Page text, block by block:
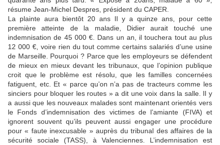
résume Jean-Michel Despres, président du CAPER.
La plainte aura bientôt 20 ans Il y a quinze ans, pour cette
première atteinte de la maladie, Didier aurait touché une
indemnisation de 45 000 €. Dans un an, il touchera tout au plus
12 000 €, voire rien du tout comme certains salariés d’une usine
de Marseille. Pourquoi ? Parce que les employeurs se défendent
de mieux en mieux devant les tribunaux, que l’opinion publique
croit que le problème est résolu, que les familles concernées
fatiguent, etc. Et « parce qu’on n’a pas de tracteurs comme les
sinciers pour bloquer les routes » a dit une voix dans la salle. Il y
a aussi que les nouveaux malades sont maintenant orientés vers
le Fonds d’indemnisation des victimes de l’amiante (FIVA) et
ignorent souvent qu’ils peuvent aussi engager une procédure
pour « faute inexcusable » auprès du tribunal des affaires de la
sécurité sociale (TASS), à Valenciennes. L’indemnisation est